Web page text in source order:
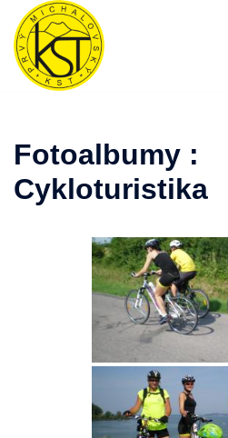
Preskočiť
obsah
Fotoalbumy :
Cykloturistika